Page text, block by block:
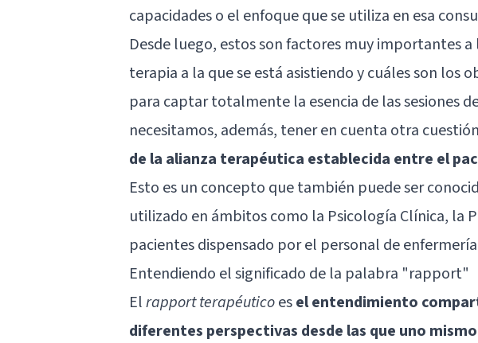
capacidades o el enfoque que se utiliza en esa
Desde luego, estos son factores muy importantes
terapia a la que se está asistiendo y cuáles son los
para captar totalmente la esencia de las sesiones
necesitamos, además, tener en cuenta otra
de la alianza terapéutica establecida entre el
Esto es un concepto que también puede ser
utilizado en ámbitos como la Psicología Clínica, la
pacientes dispensado por el personal de
Entendiendo el significado de la palabra "rapport"
Elrapport terapéuticoesel entendimiento
diferentes perspectivas desde las que uno